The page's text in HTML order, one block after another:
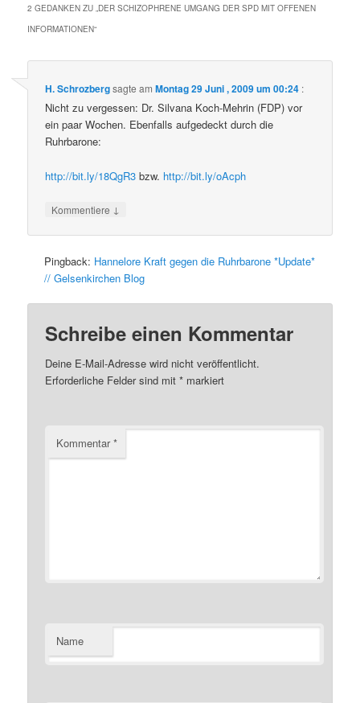
2 GEDANKEN ZU „DER SCHIZOPHRENE UMGANG DER SPD MIT OFFENEN
INFORMATIONEN“
H. Schrozbergsagte amMontag 29 Juni , 2009 um 00:24 :
Nicht zu vergessen: Dr. Silvana Koch-Mehrin (FDP) vor
ein paar Wochen. Ebenfalls aufgedeckt durch die
Ruhrbarone:
http://bit.ly/18QgR3 bzw. http://bit.ly/oAcph
Kommentiere ↓
Pingback: Hannelore Kraft gegen die Ruhrbarone *Update*
// Gelsenkirchen Blog
Schreibe einen Kommentar
Deine E-Mail-Adresse wird nicht veröffentlicht.
Erforderliche Felder sind mit* markiert
Kommentar*
Name